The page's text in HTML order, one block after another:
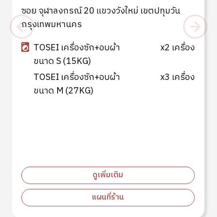
ซอย จุฬาลงกรณ์ 20 แขวงวังใหม่ เขตปทุมวัน
กรุงเทพมหานคร
TOSEI เครื่องซัก+อบผ้า
ขนาด S (15KG)
x2 เครื่อง
TOSEI เครื่องซัก+อบผ้า
ขนาด M (27KG)
x3 เครื่อง
ดูเพิ่มเติม
แผนที่ร้าน